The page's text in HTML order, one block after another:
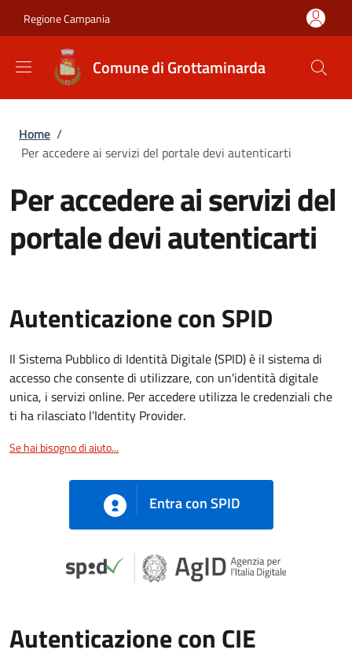
Regione Campania
Comune di Grottaminarda
Briciole di pane
Home /
Per accedere ai servizi del portale devi autenticarti
Per accedere ai servizi del
portale devi autenticarti
Autenticazione con SPID
Il Sistema Pubblico di Identità Digitale (SPID) è il sistema di
accesso che consente di utilizzare, con un'identità digitale
unica, i servizi online. Per accedere utilizza le credenziali che
ti ha rilasciato l’Identity Provider.
Se hai bisogno di aiuto...
Entra con SPID
Autenticazione con CIE